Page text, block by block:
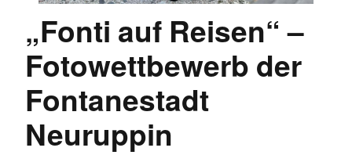
„Fonti auf Reisen“ –
Fotowettbewerb der
Fontanestadt
Neuruppin